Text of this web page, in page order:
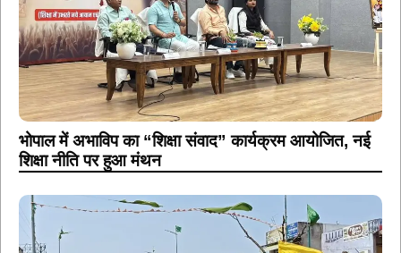
भोपाल में अभाविप का “शिक्षा संवाद” कार्यक्रम आयोजित, नई
शिक्षा नीति पर हुआ मंथन